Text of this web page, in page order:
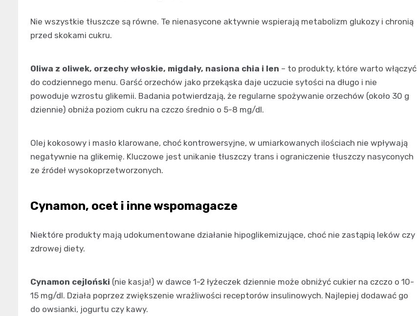
Nie wszystkie tłuszcze są równe. Te nienasycone aktywnie wspierają metabolizm glukozy i chronią
przed skokami cukru.
Oliwa z oliwek, orzechy włoskie, migdały, nasiona chia i len – to produkty, które warto włączyć
do codziennego menu. Garść orzechów jako przekąska daje uczucie sytości na długo i nie
powoduje wzrostu glikemii. Badania potwierdzają, że regularne spożywanie orzechów (około 30 g
dziennie) obniża poziom cukru na czczo średnio o 5-8 mg/dl.
Olej kokosowy i masło klarowane, choć kontrowersyjne, w umiarkowanych ilościach nie wpływają
negatywnie na glikemię. Kluczowe jest unikanie tłuszczy trans i ograniczenie tłuszczy nasyconych
ze źródeł wysokoprzetworzonych.
Cynamon, ocet i inne wspomagacze
Niektóre produkty mają udokumentowane działanie hipoglikemizujące, choć nie zastąpią leków czy
zdrowej diety.
Cynamon cejloński (nie kasja!) w dawce 1-2 łyżeczek dziennie może obniżyć cukier na czczo o 10-
15 mg/dl. Działa poprzez zwiększenie wrażliwości receptorów insulinowych. Najlepiej dodawać go
do owsianki, jogurtu czy kawy.